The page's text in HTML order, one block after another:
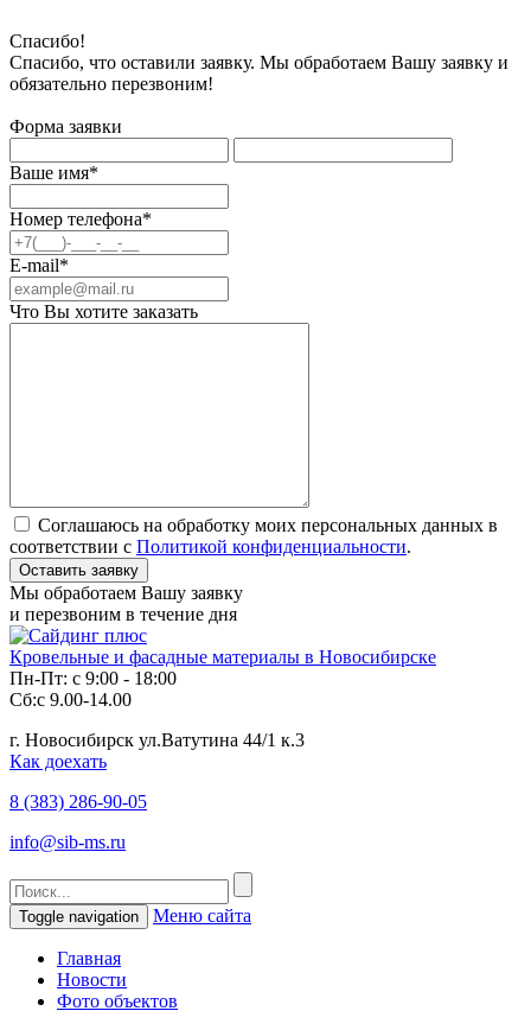
Спасибо!
Спасибо, что оставили заявку. Мы обработаем Вашу заявку и
обязательно перезвоним!
Форма заявки
Ваше имя*
Номер телефона*
E-mail*
Что Вы хотите заказать
Соглашаюсь на обработку моих персональных данных в
соответствии с Политикой конфиденциальности.
Мы обработаем Вашу заявку
и перезвоним в течение дня
Кровельные и фасадные материалы в Новосибирске
Пн-Пт: с 9:00 - 18:00
Сб:с 9.00-14.00
г. Новосибирск ул.Ватутина 44/1 к.3
Как доехать
8 (383) 286-90-05
info@sib-ms.ru
Toggle navigation Меню сайта
Главная
Новости
Фото объектов